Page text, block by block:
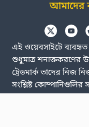
আমাদের
এই ওয়েবসাইটে ব্যবহৃত
শুধুমাত্র শনাক্তকরণের
ট্রেডমার্ক তাদের নিজ
সংশ্লিষ্ট কোম্পানিগুলির